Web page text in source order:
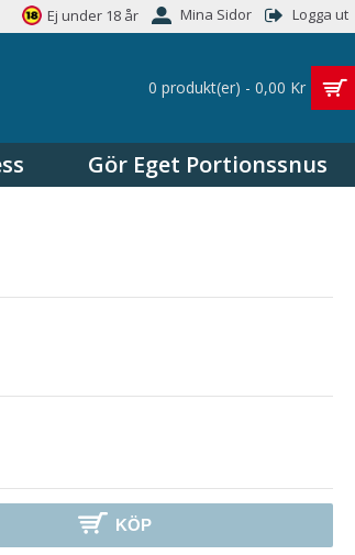
Ej under 18 år Mina Sidor Logga ut
0 produkt(er) - 0,00 Kr
Gör Eget Portionssnus
KÖP